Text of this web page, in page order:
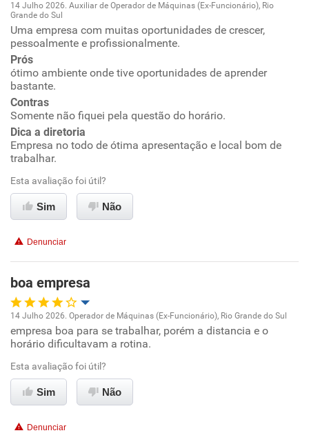
Oportunidade de promoção
Ambiente de trabalho
Conciliação com a vida familiar
Recomenda esta empresa
Recomenda a diretoria
14 Julho 2026. Auxiliar de Operador de Máquinas (Ex-Funcionário), Rio
Grande do Sul
Uma empresa com muitas oportunidades de crescer,
pessoalmente e profissionalmente.
Prós
ótimo ambiente onde tive oportunidades de aprender
bastante.
Contras
Somente não fiquei pela questão do horário.
Dica a diretoria
Empresa no todo de ótima apresentação e local bom de
trabalhar.
Esta avaliação foi útil?
Sim Não
Denunciar
boa empresa
Oportunidade de promoção
Ambiente de trabalho
Conciliação com a vida familiar
14 Julho 2026. Operador de Máquinas (Ex-Funcionário), Rio Grande do Sul
empresa boa para se trabalhar, porém a distancia e o
horário dificultavam a rotina.
Esta avaliação foi útil?
Sim Não
Denunciar